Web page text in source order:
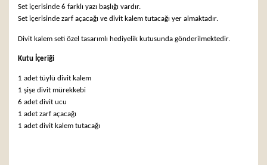
Set içerisinde 6 farklı yazı başlığı vardır.
Set içerisinde zarf açacağı ve divit kalem tutacağı yer almaktadır.
Divit kalem seti özel tasarımlı hediyelik kutusunda gönderilmektedir.
Kutu İçeriği
1 adet tüylü divit kalem
1 şişe divit mürekkebi
6 adet divit ucu
1 adet zarf açacağı
1 adet divit kalem tutacağı